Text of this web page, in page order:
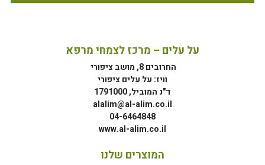
על עלים – מרכז לצמחי מרפא
החרובים 8, מושב ציפורי
וויז: על עלים ציפורי
ד"נ המוביל, 1791000
alalim@al-alim.co.il
04-6464848
www.al-alim.co.il
המוצרים שלנו